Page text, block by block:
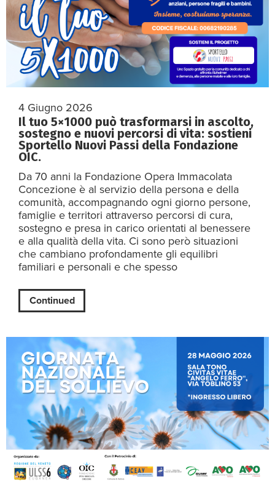
4 Giugno 2026
Il tuo 5×1000 può trasformarsi in ascolto,
sostegno e nuovi percorsi di vita: sostieni
Sportello Nuovi Passi della Fondazione
OIC.
Da 70 anni la Fondazione Opera Immacolata
Concezione è al servizio della persona e della
comunità, accompagnando ogni giorno persone,
famiglie e territori attraverso percorsi di cura,
sostegno e presa in carico orientati al benessere
e alla qualità della vita. Ci sono però situazioni
che cambiano profondamente gli equilibri
familiari e personali e che spesso
Continued